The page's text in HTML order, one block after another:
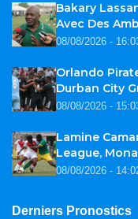
Bakary
Avec Des
08/08/2026 -
Orlando
Durban City
08/08/2026 -
Lamine
League,
08/08/2026 -
Derniers Pronostics